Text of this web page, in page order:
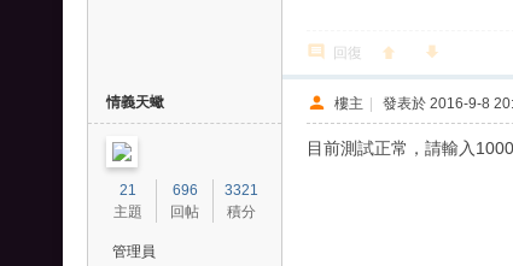
回復
情義天蠍
21
主題
696
回帖
3321
積分
管理員
樓主 | 發表於 2016-9-8
目前測試正常，請輸入